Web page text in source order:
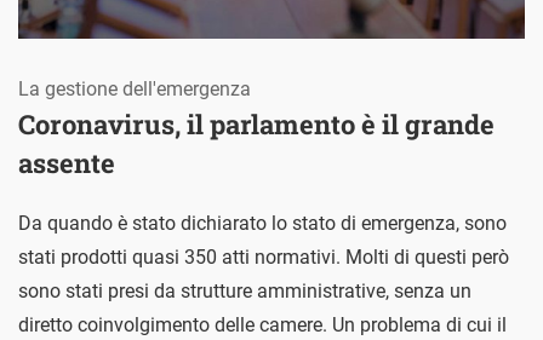
Coronavirus, il parlamento è il grande
assente
La gestione dell'emergenza
Da quando è stato dichiarato lo stato di emergenza, sono
stati prodotti quasi 350 atti normativi. Molti di questi però
sono stati presi da strutture amministrative, senza un
diretto coinvolgimento delle camere. Un problema di cui il